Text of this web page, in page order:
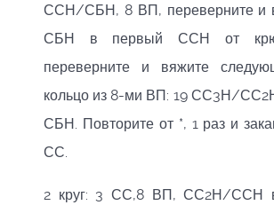
ССН/СБН, 8 ВП, переверните и
СБН в первый ССН от
переверните и вяжите
кольцо из 8-ми ВП: 19 СС3Н/
СБН. Повторите от *, 1 раз и
СС.
2 круг: 3 СС,8 ВП, СС2Н/ССН